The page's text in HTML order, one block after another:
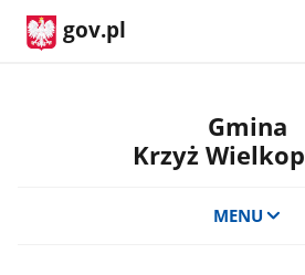
gov.pl
Gmina
Krzyż
MENU